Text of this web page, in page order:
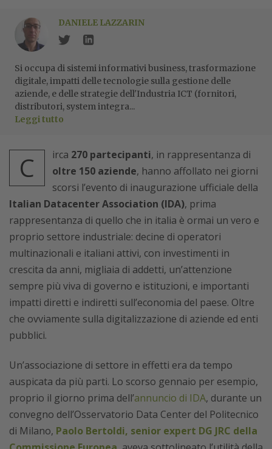
DANIELE LAZZARIN
Si occupa di sistemi informativi business, trasformazione
digitale, impatti delle tecnologie sulla gestione delle
aziende, e delle strategie dell'Industria ICT (fornitori,
distributori, system integra...
Leggi tutto
C irca 270 partecipanti, in rappresentanza di
oltre 150 aziende, hanno affollato nei giorni
scorsi l’evento di inaugurazione ufficiale della
Italian Datacenter Association (IDA), prima
rappresentanza di quello che in italia è ormai un vero e
proprio settore industriale: decine di operatori
multinazionali e italiani attivi, con investimenti in
crescita da anni, migliaia di addetti, un’attenzione
sempre più viva di governo e istituzioni, e importanti
impatti diretti e indiretti sull’economia del paese. Oltre
che ovviamente sulla digitalizzazione di aziende ed enti
pubblici.
Un’associazione di settore in effetti era da tempo
auspicata da più parti. Lo scorso gennaio per esempio,
proprio il giorno prima dell’annuncio di IDA, durante un
convegno dell’Osservatorio Data Center del Politecnico
di Milano, Paolo Bertoldi, senior expert DG JRC della